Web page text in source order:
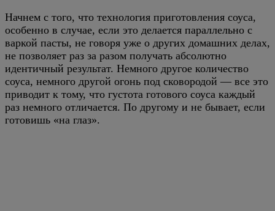
Начнем с того, что технология приготовления соуса,
особенно в случае, если это делается параллельно с
варкой пасты, не говоря уже о других домашних делах,
не позволяет раз за разом получать абсолютно
идентичный результат. Немного другое количество
соуса, немного другой огонь под сковородой — все это
приводит к тому, что густота готового соуса каждый
раз немного отличается. По другому и не бывает, если
готовишь «на глаз».